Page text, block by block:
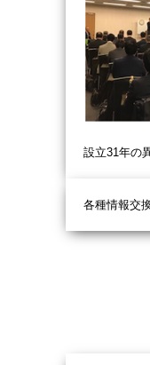
設立31年の
各種情報交